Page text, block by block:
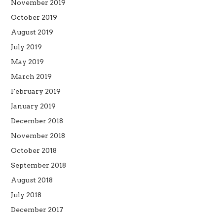
November 2019
October 2019
August 2019
July 2019
May 2019
March 2019
February 2019
January 2019
December 2018
November 2018
October 2018
September 2018
August 2018
July 2018
December 2017